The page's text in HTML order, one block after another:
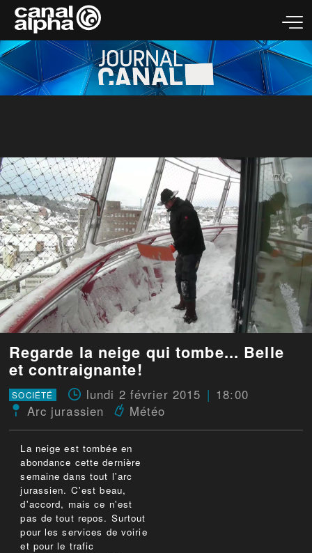
Regarde la neige qui tombe... Belle
et contraignante!
SOCIÉTÉ lundi 2 février 2015
18:00
Arc jurassien
Météo
La neige est tombée en
abondance cette dernière
semaine dans tout l'arc
jurassien. C'est beau,
d'accord, mais ce n'est
pas de tout repos. Surtout
pour les services de voirie
et pour le trafic